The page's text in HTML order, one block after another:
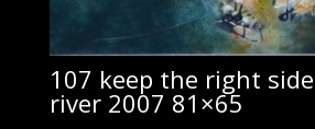
107 keep the right
river 2007 81×65